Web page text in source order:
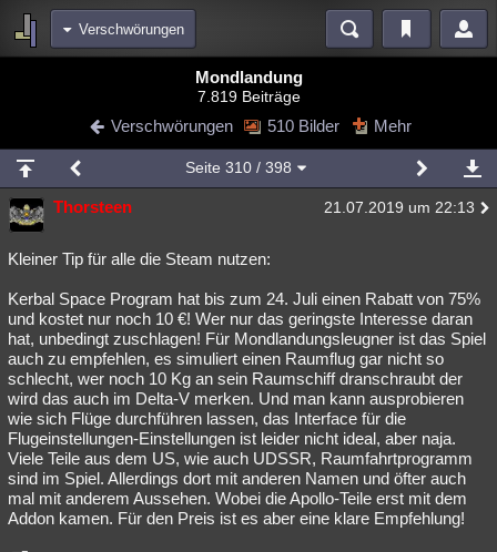
Verschwörungen
Blogs Videos
Chat Wiki Neuigkeiten
meine Rubriken
Menschen Wissenschaft Mystery Kriminalfälle
Spiritualität Verschwörungen Technologie
Natur Umfragen Unterhaltung
weitere Rubriken
Philosophie Träume Orte Esoterik Literatur
Astronomie Helpdesk Gruppen Gaming Filme
Musik Clash Verbesserungen Allmystery English
Übersichten
Besucht Teilgenommen Alle Neue Geschlossen
Mondlandung
7.819 Beiträge
Verschwörungen 510 Bilder Mehr
Seite 310/ 398
Thorsteen 21.07.2019 um 22:13
Kleiner Tip für alle die Steam nutzen:
Kerbal Space Program hat bis zum 24. Juli einen Rabatt von 75%
und kostet nur noch 10 €! Wer nur das geringste Interesse daran
hat, unbedingt zuschlagen! Für Mondlandungsleugner ist das Spiel
auch zu empfehlen, es simuliert einen Raumflug gar nicht so
schlecht, wer noch 10 Kg an sein Raumschiff dranschraubt der
wird das auch im Delta-V merken. Und man kann ausprobieren
wie sich Flüge durchführen lassen, das Interface für die
Flugeinstellungen-Einstellungen ist leider nicht ideal, aber naja.
Viele Teile aus dem US, wie auch UDSSR, Raumfahrtprogramm
sind im Spiel. Allerdings dort mit anderen Namen und öfter auch
mal mit anderem Aussehen. Wobei die Apollo-Teile erst mit dem
Addon kamen. Für den Preis ist es aber eine klare Empfehlung!